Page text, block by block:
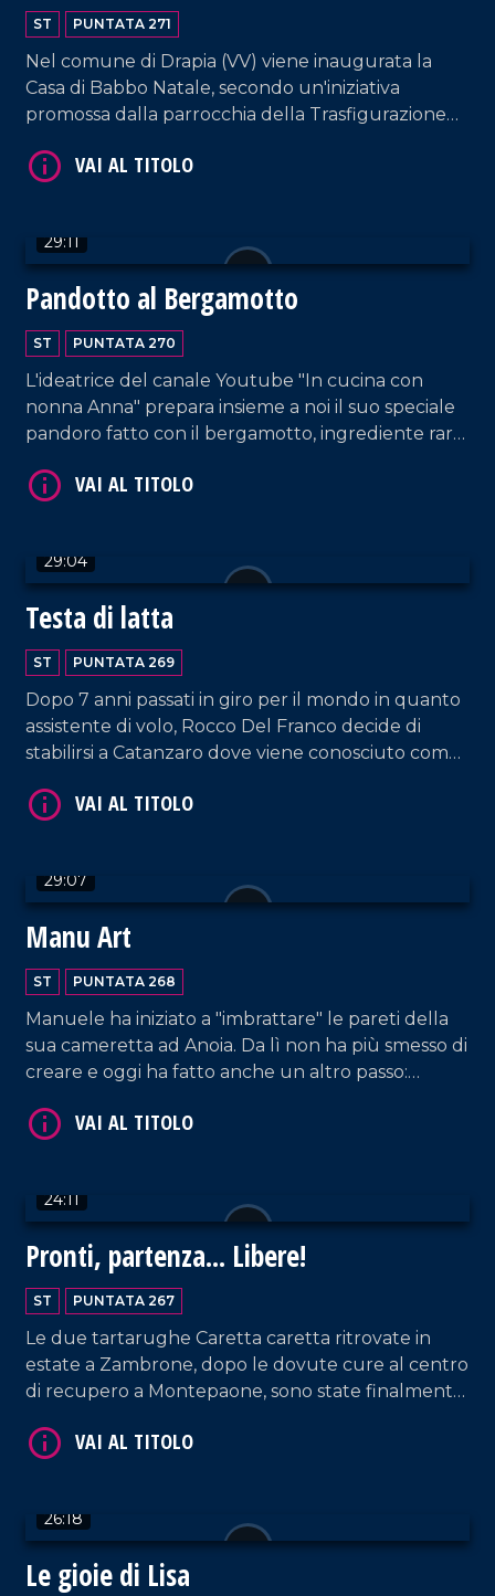
ST PUNTATA 271
Nel comune di Drapia (VV) viene inaugurata la
Casa di Babbo Natale, secondo un'iniziativa
promossa dalla parrocchia della Trasfigurazione
nasca sì dalle leggende estere ma soprattutto
29:11
Pandotto al Bergamotto
ST PUNTATA 270
L'ideatrice del canale Youtube "In cucina con
nonna Anna" prepara insieme a noi il suo speciale
pandoro fatto con il bergamotto, ingrediente raro
Maria Loiacono grazie a un albero piantato 25 anni
29:04
Testa di latta
ST PUNTATA 269
Dopo 7 anni passati in giro per il mondo in quanto
assistente di volo, Rocco Del Franco decide di
stabilirsi a Catanzaro dove viene conosciuto come
materiale principale impiegato per le sue opere
29:07
Manu Art
ST PUNTATA 268
Manuele ha iniziato a "imbrattare" le pareti della
sua cameretta ad Anoia. Da lì non ha più smesso di
creare e oggi ha fatto anche un altro passo:
vita".
24:11
Pronti, partenza... Libere!
ST PUNTATA 267
Le due tartarughe Caretta caretta ritrovate in
estate a Zambrone, dopo le dovute cure al centro
di recupero a Montepaone, sono state finalmente
26:18
Le gioie di Lisa
VAI AL TITOLO
VAI AL TITOLO
VAI AL TITOLO
VAI AL TITOLO
VAI AL TITOLO
VAI AL TITOLO
VAI AL TITOLO